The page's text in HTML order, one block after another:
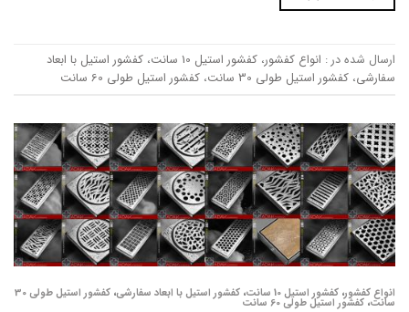
ارسال شده در : انواع کفشور، کفشور استیل 10 سانت ، کفشور استیل با ابعاد
سفارشی، کفشور استیل طولی 30 سانت ، کفشور استیل طولی 60 سانت
انواع کفشور، کفشور استیل 10 سانت ، کفشور استیل با ابعاد سفارشی، کفشور استیل طولی 30
سانت، کفشور استیل طولی 60 سانت